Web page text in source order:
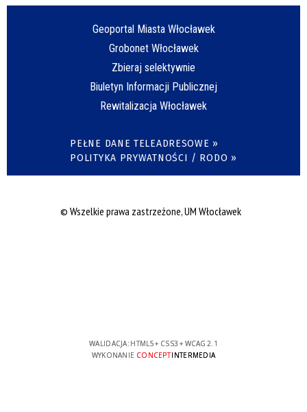
Geoportal Miasta Włocławek
Grobonet Włocławek
Zbieraj selektywnie
Biuletyn Informacji Publicznej
Rewitalizacja Włocławek
PEŁNE DANE TELEADRESOWE »
POLITYKA PRYWATNOŚCI / RODO »
© Wszelkie prawa zastrzeżone, UM Włocławek
WALIDACJA: HTML5+ CSS3 + WCAG 2.1
WYKONANIE CONCEPTINTERMEDIA